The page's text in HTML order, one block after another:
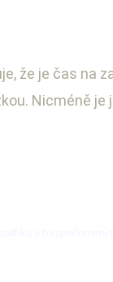
že je čas na
Nicméně